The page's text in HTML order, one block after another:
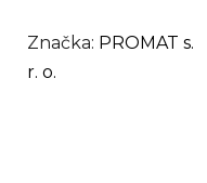
Značka: PROMAT s.
r. o.